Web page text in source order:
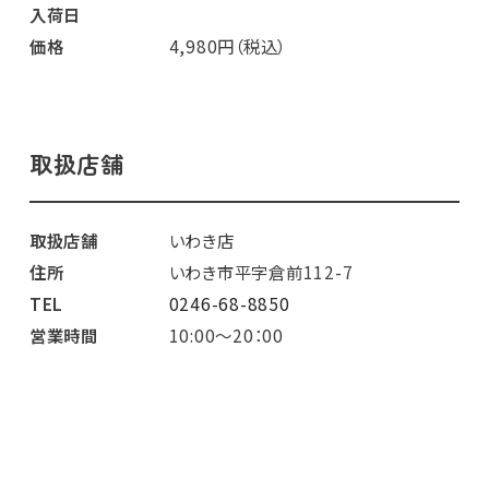
入荷日
価格
4,980円（税込）
取扱店舗
取扱店舗
いわき店
住所
いわき市平字倉前112-7
TEL
0246-68-8850
営業時間
10:00～20：00